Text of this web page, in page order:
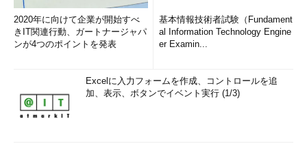
2020年に向けて企業が開始すべ
きIT関連行動、ガートナージャパ
ンが4つのポイントを発表
基本情報技術者試験（Fundament
al Information Technology Engine
er Examin...
Excelに入力フォームを作成、コントロールを追
加、表示、ボタンでイベント実行 (1/3)